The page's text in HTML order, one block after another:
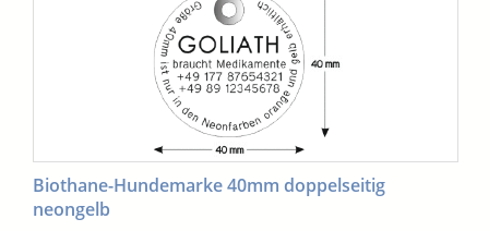
Biothane-Hundemarke 40mm doppelseitig
neongelb